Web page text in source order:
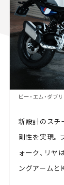
ビー・エム・ダブ
新設計のスチ
剛性を実現。
ォーク、リヤ
ングアームと